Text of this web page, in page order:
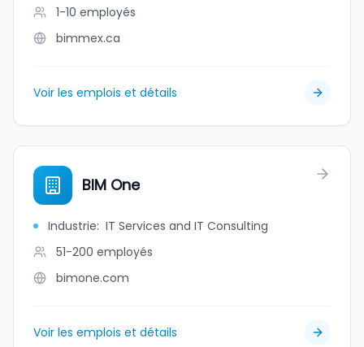
1-10 employés
bimmex.ca
Voir les emplois et détails
BIM One
Industrie: IT Services and IT Consulting
51-200 employés
bimone.com
Voir les emplois et détails